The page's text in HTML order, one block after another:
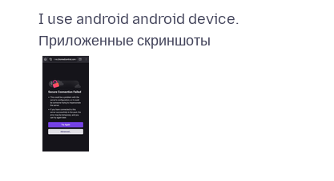
Приложенные скриншоты